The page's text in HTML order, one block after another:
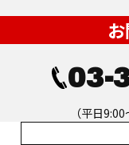
03-
（平日